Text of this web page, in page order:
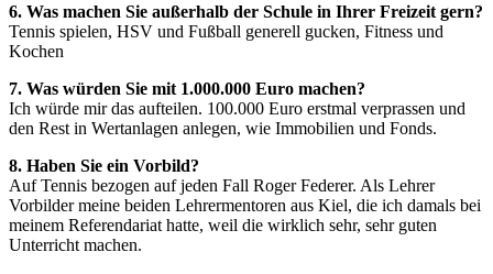
6. Was machen Sie außerhalb der Schule in Ihrer Freizeit gern?
Tennis spielen, HSV und Fußball generell gucken, Fitness und
Kochen
7. Was würden Sie mit 1.000.000 Euro machen?
Ich würde mir das aufteilen. 100.000 Euro erstmal verprassen und
den Rest in Wertanlagen anlegen, wie Immobilien und Fonds.
8. Haben Sie ein Vorbild?
Auf Tennis bezogen auf jeden Fall Roger Federer. Als Lehrer
Vorbilder meine beiden Lehrermentoren aus Kiel, die ich damals bei
meinem Referendariat hatte, weil die wirklich sehr, sehr guten
Unterricht machen.